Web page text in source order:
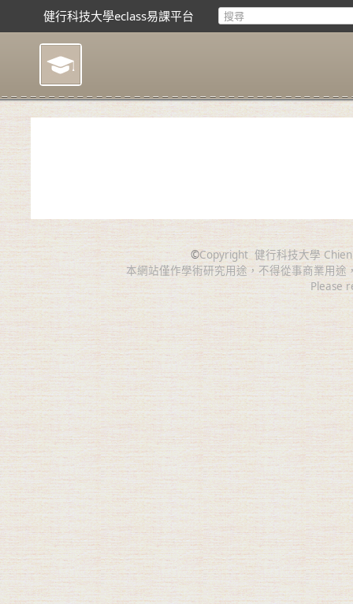
健行科技大學eclass易課平台
©Copyright健行科技大學
本網站僅作學術研究用途，不得從事商業用
Please